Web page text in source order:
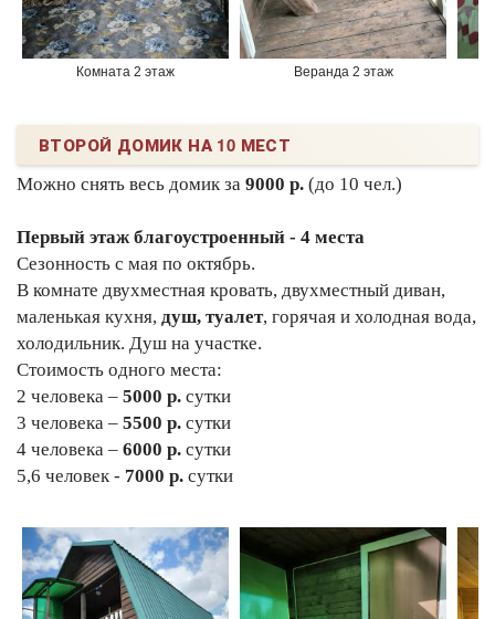
Комната 2 этаж Веранда 2 этаж
ВТОРОЙ ДОМИК НА 10 МЕСТ
Можно снять весь домик за 9000 р. (до 10 чел.)
Первый этаж благоустроенный - 4 места
Сезонность с мая по октябрь.
В комнате двухместная кровать, двухместный диван,
маленькая кухня, душ, туалет, горячая и холодная вода,
холодильник. Душ на участке.
Стоимость одного места:
2 человека – 5000 р. сутки
3 человека – 5500 р. сутки
4 человека – 6000 р. сутки
5,6 человек - 7000 р. сутки